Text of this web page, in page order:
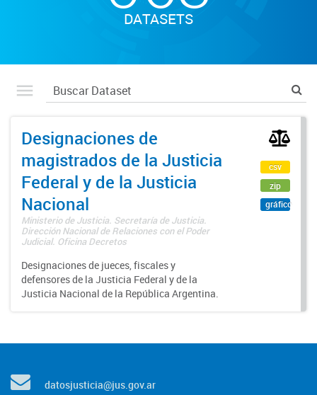
DATASETS
Designaciones de
magistrados de la Justicia
Federal y de la Justicia
Nacional
Ministerio de Justicia. Secretaría de Justicia.
Dirección Nacional de Relaciones con el Poder
Judicial. Oficina Decretos
Designaciones de jueces, fiscales y
defensores de la Justicia Federal y de la
Justicia Nacional de la República Argentina.
csv
zip
gráfico
datosjusticia@jus.gov.ar